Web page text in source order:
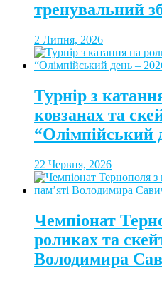
тренувальний
2 Липня, 2026
Турнір з
ковзанах та
“Олімпійський
22 Червня, 2026
Чемпіонат
роликах та
Володимира